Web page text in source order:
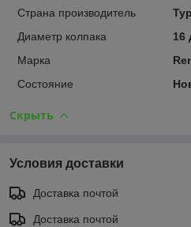
Страна производитель
Диаметр колпака
16
Марка
Состояние
Скрыть
Условия доставки
Доставка почтой
Доставка почтой